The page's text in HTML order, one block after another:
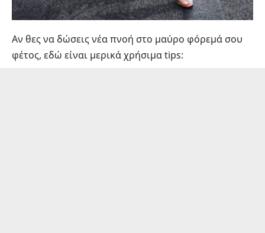
Αν θες να δώσεις νέα πνοή στο μαύρο φόρεμά σου
φέτος, εδώ είναι μερικά χρήσιμα tips: